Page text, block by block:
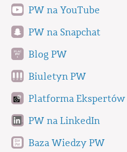
PW na YouTube
PW na Snapchat
Blog PW
Biuletyn PW
Platforma Ekspertów
PW na LinkedIn
Baza Wiedzy PW